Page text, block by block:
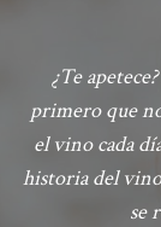
¿Te
primero que
el vino cada
historia del
se